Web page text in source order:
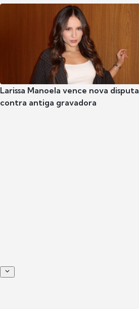
Larissa Manoela vence nova disputa
contra antiga gravadora